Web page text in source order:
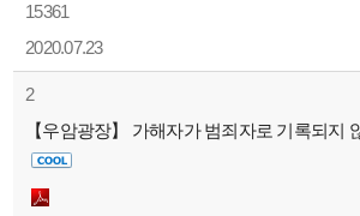
15361
2020.07.23
2
【우암광장】 가해자가 범죄자로 기록되지